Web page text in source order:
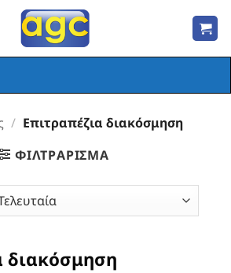
/ Επιτραπέζια διακόσμηση
ΦΙΛΤΡΆΡΙΣΜΑ
διακόσμηση